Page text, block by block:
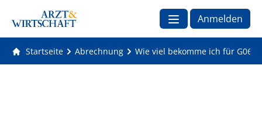
Anmelden
Startseite Abrechnung Wie viel bekomme ich für